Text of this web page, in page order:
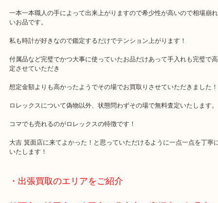
豊中のお客様より時計の王様ロレックス様（オイスターパーペチュ
ジャスト）を買取させていただきましたのでご紹介です。
ロレックスについては購入した金額で売れるものも存在するほど値
一本一本職人の手によって出来上がりますので希少性が高いので相
私も時計が好きなので鑑定するだけでテンション上がります！
付属品など完璧でかつ大事に使っていたお品だけあって手入れも完
定させていただき
想定金額よりも高かったようでその場でお買取りさせていただきま